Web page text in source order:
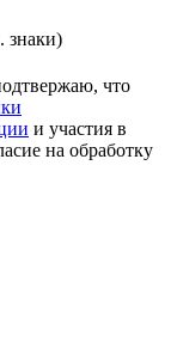
знаки)
что
и участия в
на обработку